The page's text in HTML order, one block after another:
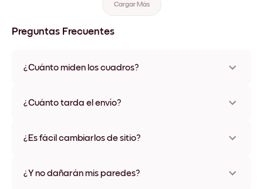
Cargar Más
Preguntas Frecuentes
¿Cuánto miden los cuadros?
varios materiales y colores de marco, incluidas opciones sin
¿Cuánto tarda el envío?
disponibles en algunos países. Te enviaremos un número de
¿Es fácil cambiarlos de sitio?
ningún daño
¿Y no dañarán mis paredes?